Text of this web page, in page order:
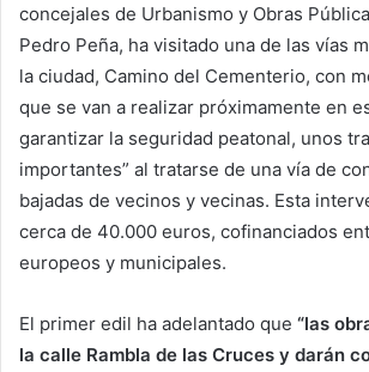
concejales de Urbanismo y Obras
Pedro Peña, ha visitado una de las vías
la ciudad, Camino del Cementerio, con
que se van a realizar próximamente en
garantizar la seguridad peatonal, unos
importantes” al tratarse de una vía de
bajadas de vecinos y vecinas. Esta
cerca de 40.000 euros, cofinanciados
europeos y municipales.
El primer edil ha adelantado que “las
la calle Rambla de las Cruces y darán